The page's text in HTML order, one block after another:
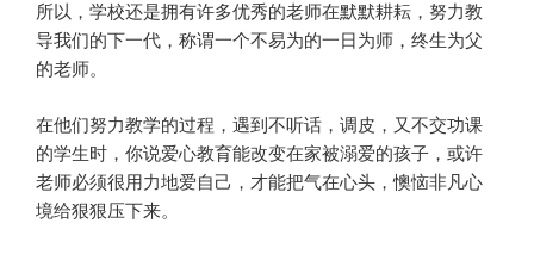
所以，学校还是拥有许多优秀的老师在默默耕耘，努力教
导我们的下一代，称谓一个不易为的一日为师，终生为父
的老师。
在他们努力教学的过程，遇到不听话，调皮，又不交功课
的学生时，你说爱心教育能改变在家被溺爱的孩子，或许
老师必须很用力地爱自己，才能把气在心头，懊恼非凡心
境给狠狠压下来。